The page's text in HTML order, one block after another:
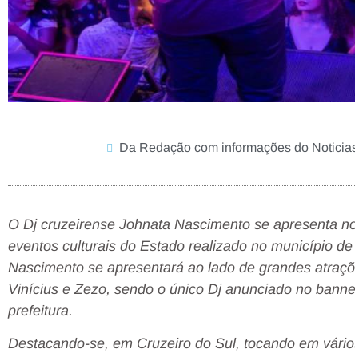
Da Redação com informações do
O Dj cruzeirense Johnata Nascimento se apresenta
eventos culturais do Estado realizado no município
Nascimento se apresentará ao lado de grandes
Vinícius e Zezo, sendo o único Dj anunciado no
prefeitura.
Destacando-se, em Cruzeiro do Sul, tocando em